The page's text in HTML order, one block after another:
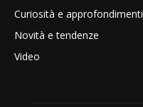
Curiosità e approfondimenti
Novità e tendenze
Video